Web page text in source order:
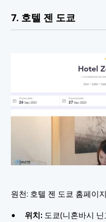
7. 호텔 젠 도쿄
원천: 호텔 젠 도쿄 홈페이지
위치:도쿄(니혼바시 닌